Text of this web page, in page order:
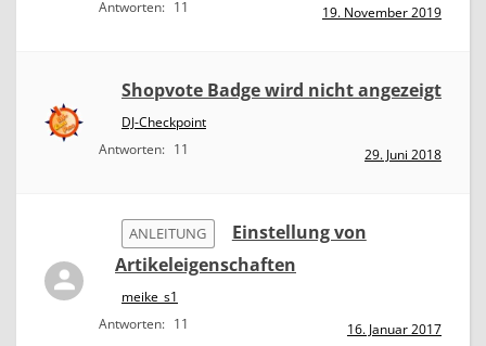
Antworten: 11 19. November 2019
Shopvote Badge wird nicht angezeigt
DJ-Checkpoint
Antworten: 11 29. Juni 2018
ANLEITUNG
Einstellung von
Artikeleigenschaften
meike_s1
Antworten: 11 16. Januar 2017